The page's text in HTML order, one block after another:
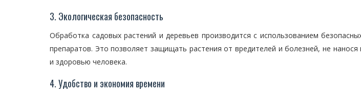
3. Экологическая безопасность
Обработка садовых растений и деревьев производится с использованием
препаратов. Это позволяет защищать растения от вредителей и болезней, не
и здоровью человека.
4. Удобство и экономия времени